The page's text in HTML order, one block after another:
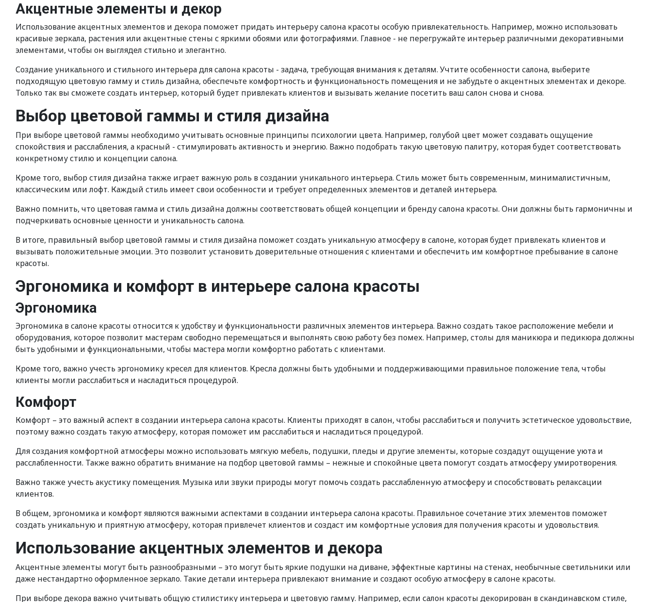
Акцентные элементы и декор
Использование акцентных элементов и декора поможет придать интерьеру салона красоты особую привлекательность. Например, можно использовать
красивые зеркала, растения или акцентные стены с яркими обоями или фотографиями. Главное - не перегружайте интерьер различными декоративными
элементами, чтобы он выглядел стильно и элегантно.
Создание уникального и стильного интерьера для салона красоты - задача, требующая внимания к деталям. Учтите особенности салона, выберите
подходящую цветовую гамму и стиль дизайна, обеспечьте комфортность и функциональность помещения и не забудьте о акцентных элементах и декоре.
Только так вы сможете создать интерьер, который будет привлекать клиентов и вызывать желание посетить ваш салон снова и снова.
Выбор цветовой гаммы и стиля дизайна
При выборе цветовой гаммы необходимо учитывать основные принципы психологии цвета. Например, голубой цвет может создавать ощущение
спокойствия и расслабления, а красный - стимулировать активность и энергию. Важно подобрать такую цветовую палитру, которая будет соответствовать
конкретному стилю и концепции салона.
Кроме того, выбор стиля дизайна также играет важную роль в создании уникального интерьера. Стиль может быть современным, минималистичным,
классическим или лофт. Каждый стиль имеет свои особенности и требует определенных элементов и деталей интерьера.
Важно помнить, что цветовая гамма и стиль дизайна должны соответствовать общей концепции и бренду салона красоты. Они должны быть гармоничны и
подчеркивать основные ценности и уникальность салона.
В итоге, правильный выбор цветовой гаммы и стиля дизайна поможет создать уникальную атмосферу в салоне, которая будет привлекать клиентов и
вызывать положительные эмоции. Это позволит установить доверительные отношения с клиентами и обеспечить им комфортное пребывание в салоне
красоты.
Эргономика и комфорт в интерьере салона красоты
Эргономика
Эргономика в салоне красоты относится к удобству и функциональности различных элементов интерьера. Важно создать такое расположение мебели и
оборудования, которое позволит мастерам свободно перемещаться и выполнять свою работу без помех. Например, столы для маникюра и педикюра должны
быть удобными и функциональными, чтобы мастера могли комфортно работать с клиентами.
Кроме того, важно учесть эргономику кресел для клиентов. Кресла должны быть удобными и поддерживающими правильное положение тела, чтобы
клиенты могли расслабиться и насладиться процедурой.
Комфорт
Комфорт – это важный аспект в создании интерьера салона красоты. Клиенты приходят в салон, чтобы расслабиться и получить эстетическое удовольствие,
поэтому важно создать такую атмосферу, которая поможет им расслабиться и насладиться процедурой.
Для создания комфортной атмосферы можно использовать мягкую мебель, подушки, пледы и другие элементы, которые создадут ощущение уюта и
расслабленности. Также важно обратить внимание на подбор цветовой гаммы – нежные и спокойные цвета помогут создать атмосферу умиротворения.
Важно также учесть акустику помещения. Музыка или звуки природы могут помочь создать расслабленную атмосферу и способствовать релаксации
клиентов.
В общем, эргономика и комфорт являются важными аспектами в создании интерьера салона красоты. Правильное сочетание этих элементов поможет
создать уникальную и приятную атмосферу, которая привлечет клиентов и создаст им комфортные условия для получения красоты и удовольствия.
Использование акцентных элементов и декора
Акцентные элементы могут быть разнообразными – это могут быть яркие подушки на диване, эффектные картины на стенах, необычные светильники или
даже нестандартно оформленное зеркало. Такие детали интерьера привлекают внимание и создают особую атмосферу в салоне красоты.
При выборе декора важно учитывать общую стилистику интерьера и цветовую гамму. Например, если салон красоты декорирован в скандинавском стиле,